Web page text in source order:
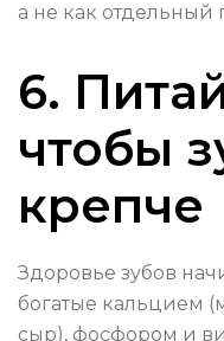
а не как отдельный
6.
чтобы
крепче
Здоровье зубов
богатые кальцием
сыр), фосфором и